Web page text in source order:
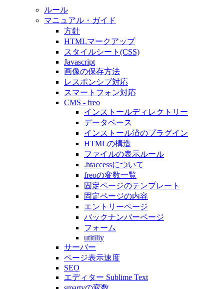
ルール
マニュアル・ガイド
方針
HTMLマークアップ
スタイルシート(CSS)
Javascript
画像の保存方法
レスポンシブ対応
スマートフォン対応
CMS - freo
インストールディレクトリー
データベース
インストール済のプラグイン
HTMLの構造
ファイルの表示ルール
.htaccessについて
freoの変数一覧
固定ページのテンプレート
固定ページの内容
エントリーページ
バックナンバーページ
フォーム
utitiliy
サーバー
ページ表示速度
SEO
エディター Sublime Text